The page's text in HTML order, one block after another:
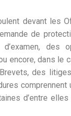
devant les
de
des
encore, dans le
des
comprennent
d’entre